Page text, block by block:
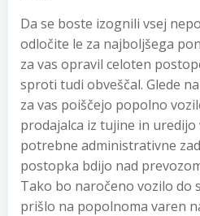
Da se boste izognili vsej
odločite le za najboljšega
za vas opravil celoten
sproti tudi obveščal. Glede
za vas poiščejo popolno
prodajalca iz tujine in
potrebne administrativne
postopka bdijo nad
Tako bo naročeno vozilo do
prišlo na popolnoma varen